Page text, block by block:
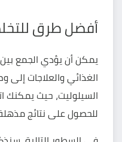
أفضل طرق
يمكن أن يؤدي الجمع بين
الغذائي والعلاجات
السيلوليت، حيث يمكنك
للحصول على نتائج